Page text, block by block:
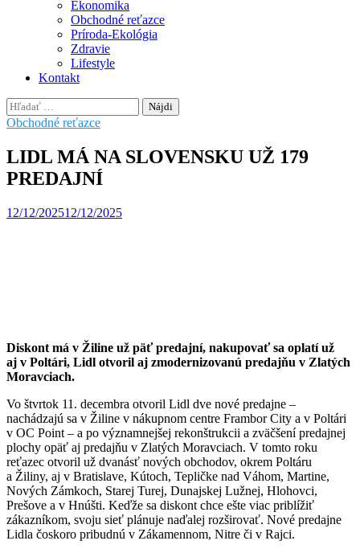
Ekonomika
Obchodné reťazce
Príroda-Ekológia
Zdravie
Lifestyle
Kontakt
Hľadať:
Obchodné reťazce
LIDL MÁ NA SLOVENSKU UŽ 179
PREDAJNÍ
12/12/202512/12/2025
Diskont má v Žiline už päť predajní, nakupovať sa oplatí už
aj v Poltári, Lidl otvoril aj zmodernizovanú predajňu v Zlatých
Moravciach.
Vo štvrtok 11. decembra otvoril Lidl dve nové predajne –
nachádzajú sa v Žiline v nákupnom centre Frambor City a v Poltári
v OC Point – a po významnejšej rekonštrukcii a zväčšení predajnej
plochy opäť aj predajňu v Zlatých Moravciach. V tomto roku
reťazec otvoril už dvanásť nových obchodov, okrem Poltáru
a Žiliny, aj v Bratislave, Kútoch, Tepličke nad Váhom, Martine,
Nových Zámkoch, Starej Turej, Dunajskej Lužnej, Hlohovci,
Prešove a v Hnúšti. Keďže sa diskont chce ešte viac priblížiť
zákazníkom, svoju sieť plánuje naďalej rozširovať. Nové predajne
Lidla čoskoro pribudnú v Zákamennom, Nitre či v Rajci.